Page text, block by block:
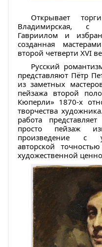
Открывает
Владимирская, с
Гавриилом и
созданная
второй четверти XVI
Русский
представляют Пётр
из заметных
пейзажа второй
Кюперли» 1870-х
творчества
работа
просто пейзаж
произведение с
авторской
художественной